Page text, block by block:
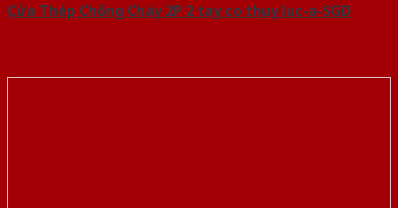
Cửa Thép Chống Cháy 2P 2 tay co thuy luc-a-SGD